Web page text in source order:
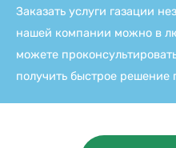
Заказать услуги газации
нашей компании можно в
можете
получить быстрое решение